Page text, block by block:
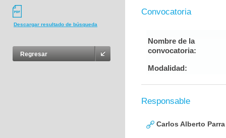
Descargar resultado de búsqueda
Regresar
Convocatoria
Nombre de la
convocatoria:
Modalidad:
Responsable
Carlos Alberto